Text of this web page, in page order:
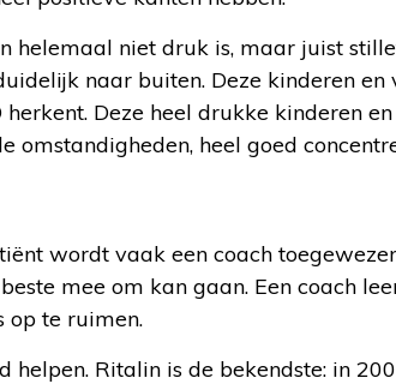
helemaal niet druk is, maar juist
naar buiten. Deze kinderen en
Deze heel drukke kinderen
omstandigheden, heel goed
wordt vaak een coach
mee om kan gaan. Een coach
op te ruimen.
helpen. Ritalin is de bekendste: in